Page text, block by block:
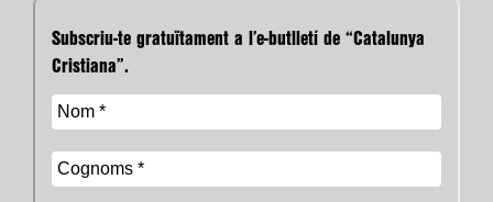
Subscriu-te gratuïtament a l’e-butlletí de “Catalunya
Cristiana”.